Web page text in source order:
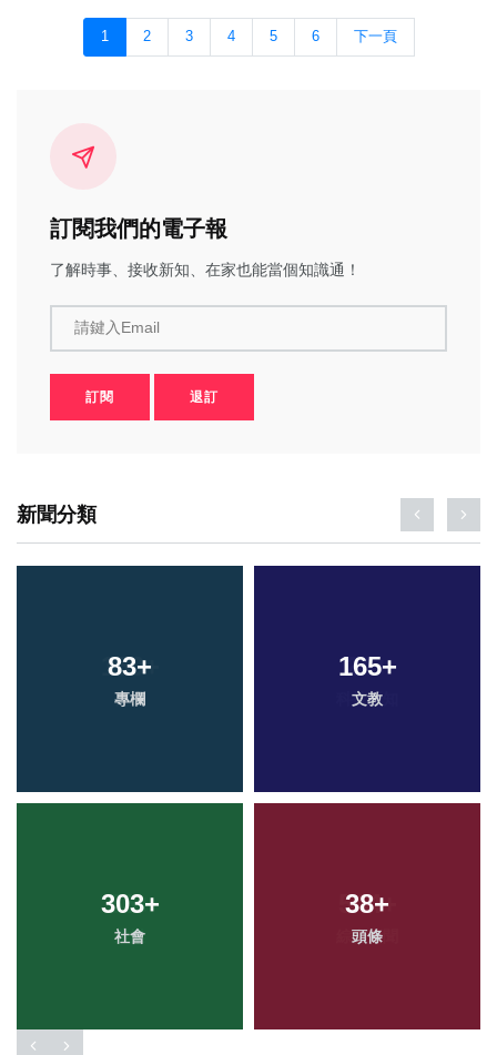
1 2 3 4 5 6 下一頁
訂閱我們的電子報
了解時事、接收新知、在家也能當個知識通！
請鍵入Email
訂閱 退訂
新聞分類
83+
專欄
165+
文教
303+
社會
38+
頭條